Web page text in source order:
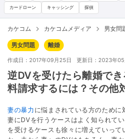
カードローン キャッシング 探偵
カケコム カケコムメディア 男女問
男女問題 離婚
作成日：2017年09月25日 更新日：2023年
逆DVを受けたら離婚で
料請求するには？その他
妻の暴力 に悩まされている方のため
妻にDVを行うケースはよく知られて
を受けるケースも徐々に増えていって